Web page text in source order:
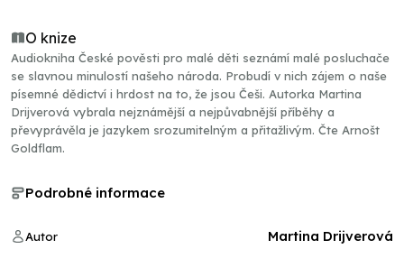
O knize
Audiokniha České pověsti pro malé děti seznámí malé posluchače
se slavnou minulostí našeho národa. Probudí v nich zájem o naše
písemné dědictví i hrdost na to, že jsou Češi. Autorka Martina
Drijverová vybrala nejznámější a nejpůvabnější příběhy a
převyprávěla je jazykem srozumitelným a přitažlivým. Čte Arnošt
Goldflam.
Podrobné informace
Autor Martina Drijverová